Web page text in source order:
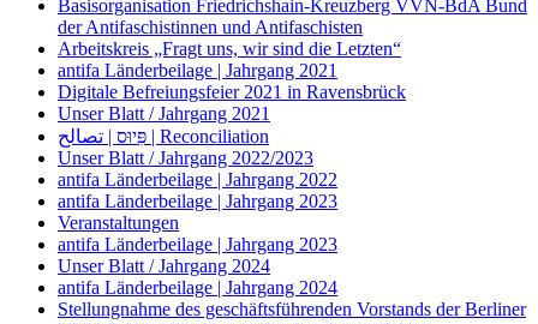
Basisorganisation Friedrichshain-Kreuzberg VVN-BdA Bund
der Antifaschistinnen und Antifaschisten
Arbeitskreis „Fragt uns, wir sind die Letzten“
antifa Länderbeilage | Jahrgang 2021
Digitale Befreiungsfeier 2021 in Ravensbrück
Unser Blatt / Jahrgang 2021
פִּיוּס | تصالح | Reconciliation
Unser Blatt / Jahrgang 2022/2023
antifa Länderbeilage | Jahrgang 2022
antifa Länderbeilage | Jahrgang 2023
Veranstaltungen
antifa Länderbeilage | Jahrgang 2023
Unser Blatt / Jahrgang 2024
antifa Länderbeilage | Jahrgang 2024
Stellungnahme des geschäftsführenden Vorstands der Berliner